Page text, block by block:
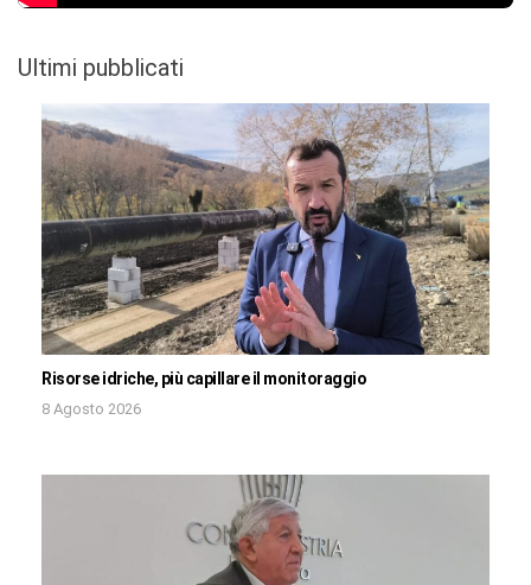
Ultimi pubblicati
Risorse idriche, più capillare il monitoraggio
8 Agosto 2026